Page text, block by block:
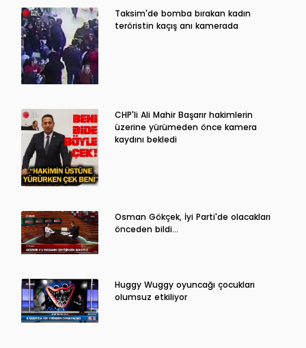
Taksim'de bomba bırakan kadın
teröristin kaçış anı kamerada
CHP'li Ali Mahir Başarır hakimlerin
üzerine yürümeden önce kamera
kaydını bekledi
Osman Gökçek, İyi Parti'de olacakları
önceden bildi...
Huggy Wuggy oyuncağı çocukları
olumsuz etkiliyor